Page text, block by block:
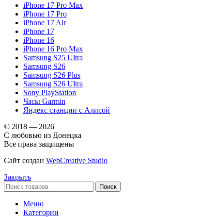
iPhone 17 Pro Max
iPhone 17 Pro
iPhone 17 Air
iPhone 17
iPhone 16
iPhone 16 Pro Max
Samsung S25 Ultra
Samsung S26
Samsung S26 Plus
Samsung S26 Ultra
Sony PlayStation
Часы Garmin
Яндекс станции с Алисой
© 2018 — 2026
С любовью из Донецка
Все права защищены
Сайт создан WebCreative Studio
Закрыть
Поиск
Меню
Категории